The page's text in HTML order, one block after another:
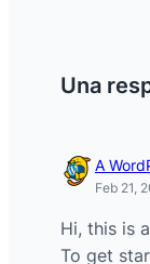
Una
A
Feb 21,
Hi, this is
To get